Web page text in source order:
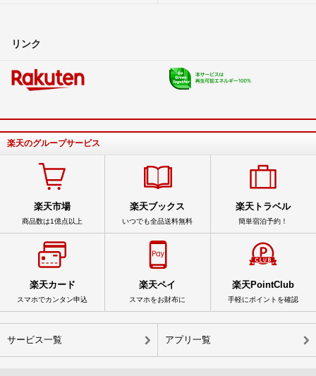
リンク
楽天のグループサービス
楽天市場
商品数は1億点以上
楽天ブックス
いつでも全品送料無料
楽天トラベル
簡単宿泊予約！
楽天カード
スマホでカンタン申込
楽天ペイ
スマホをお財布に
楽天PointClub
手軽にポイントを確認
サービス一覧 アプリ一覧